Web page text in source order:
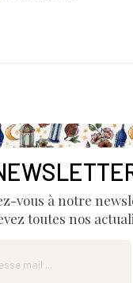
vous à notre
toutes nos